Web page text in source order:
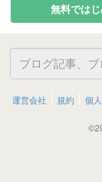
無料では
運営会社 規約 個
©